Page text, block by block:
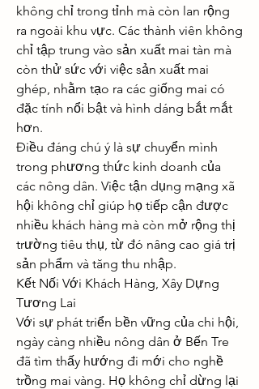
không chỉ trong tỉnh mà còn lan rộng
ra ngoài khu vực. Các thành viên không
chỉ tập trung vào sản xuất mai tàn mà
còn thử sức với việc sản xuất mai
ghép, nhằm tạo ra các giống mai có
đặc tính nổi bật và hình dáng bắt mắt
hơn.
Điều đáng chú ý là sự chuyển mình
trong phương thức kinh doanh của
các nông dân. Việc tận dụng mạng xã
hội không chỉ giúp họ tiếp cận được
nhiều khách hàng mà còn mở rộng thị
trường tiêu thụ, từ đó nâng cao giá trị
sản phẩm và tăng thu nhập.
Kết Nối Với Khách Hàng, Xây Dựng
Tương Lai
Với sự phát triển bền vững của chi hội,
ngày càng nhiều nông dân ở Bến Tre
đã tìm thấy hướng đi mới cho nghề
trồng mai vàng. Họ không chỉ dừng lại